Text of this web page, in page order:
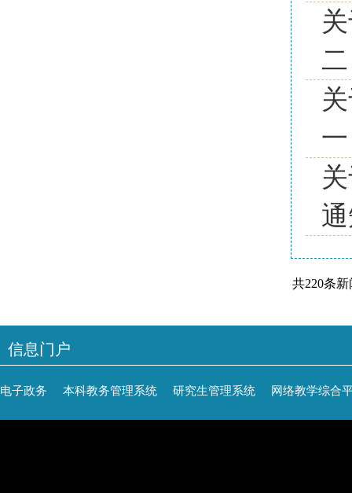
共220条
信息门户
电子政务 本科教务管理系统 研究生管理系统 网络教学综合